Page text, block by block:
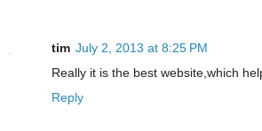
tim July 2, 2013 at 8:25 PM
Really it is the best website,which
Reply